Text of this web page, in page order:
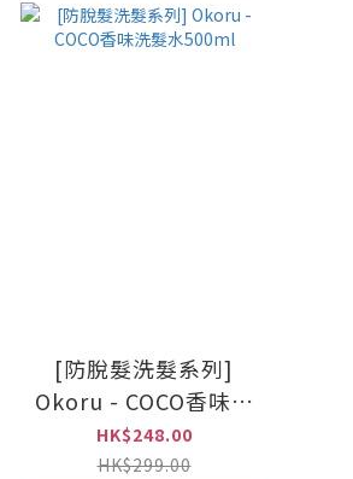
[防脫髮洗髮系列]
Okoru - COCO香味洗
髮水500ml
HK$248.00
HK$299.00